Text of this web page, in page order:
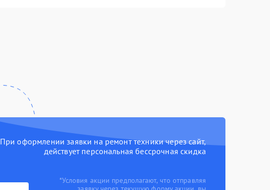
При оформлении заявки на ремонт техники через сайт,
действует персональная бессрочная скидка
*Условия акции предполагают, что отправляя